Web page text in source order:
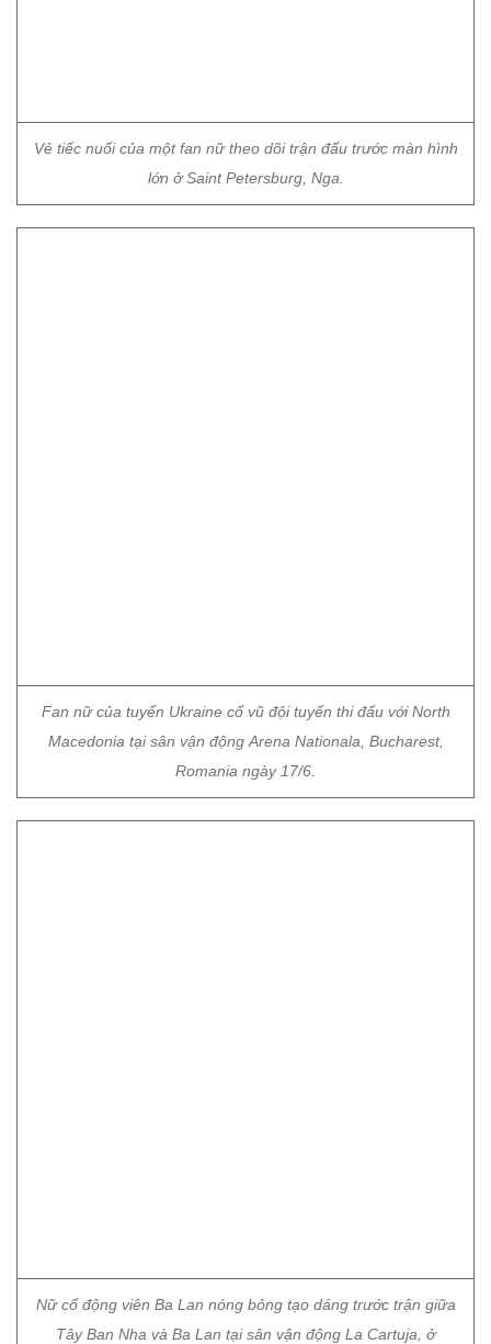
Vẻ tiếc nuối của một fan nữ theo dõi trận đấu trước màn hình
lớn ở Saint Petersburg, Nga.
Fan nữ của tuyển Ukraine cổ vũ đội tuyển thi đấu với North
Macedonia tại sân vận động Arena Nationala, Bucharest,
Romania ngày 17/6.
Nữ cổ động viên Ba Lan nóng bỏng tạo dáng trước trận giữa
Tây Ban Nha và Ba Lan tại sân vận động La Cartuja, ở